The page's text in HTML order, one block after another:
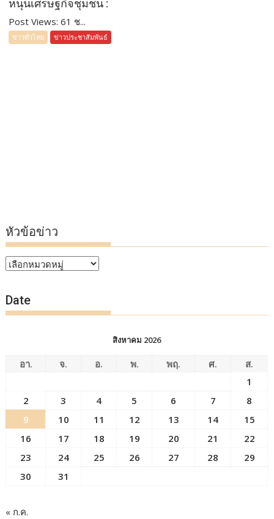
หนุนเศรษฐกิจชุมชน :
Post Views: 61 ช...
ข่าวทั่วไทย ข่าวประชาสัมพันธ์
หัวข้อข่าว
หัวข้อ
Date
สิงหาคม 2026
อา. จ. อ. พ. พฤ. ศ.
ส.
1
2
3 4 5 6 7
8
9
10 11 12 13 14
15
16
17 18 19 20 21
22
23
24 25 26 27 28
29
30
31
« ก.ค.